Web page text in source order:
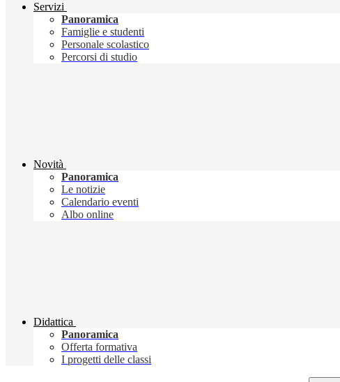
Servizi
Panoramica
Famiglie e studenti
Personale scolastico
Percorsi di studio
Novità
Panoramica
Le notizie
Calendario eventi
Albo online
Didattica
Panoramica
Offerta formativa
I progetti delle classi